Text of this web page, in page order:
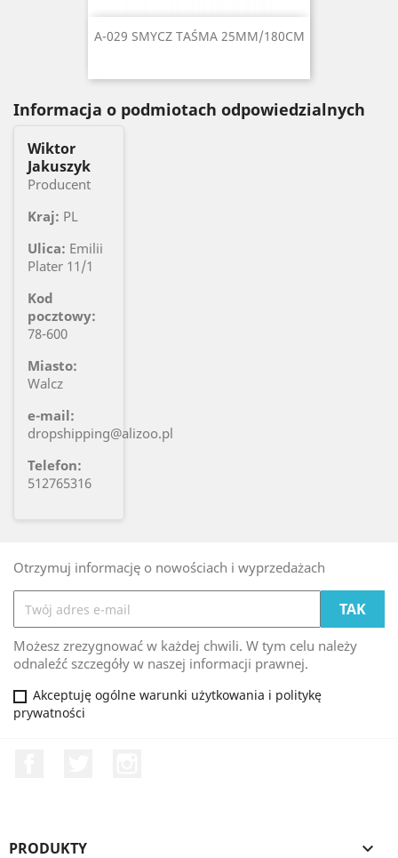
A-029 SMYCZ TAŚMA 25MM/180CM
Informacja o podmiotach odpowiedzialnych
Wiktor
Jakuszyk
Producent
Kraj: PL
Ulica: Emilii
Plater 11/1
Kod
pocztowy:
78-600
Miasto:
Walcz
e-mail:
dropshipping@alizoo.pl
Telefon:
512765316
Otrzymuj informację o nowościach i wyprzedażach
Możesz zrezygnować w każdej chwili. W tym celu należy
odnaleźć szczegóły w naszej informacji prawnej.
Akceptuję ogólne warunki użytkowania i politykę
prywatności
PRODUKTY 